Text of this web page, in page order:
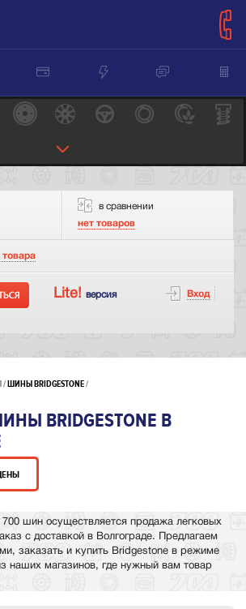
в сравнении
нет товаров
товара
Lite! версия Вход
ШИНЫ BRIDGESTONE
BRIDGESTONE В
700 шин осуществляется продажа легковых
с доставкой в Волгограде. Предлагаем
заказать и купить Bridgestone в режиме
наших магазинов, где нужный вам товар